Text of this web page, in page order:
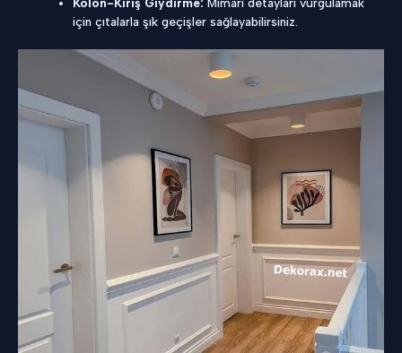
için çıtalarla şık geçişler sağlayabilirsiniz.